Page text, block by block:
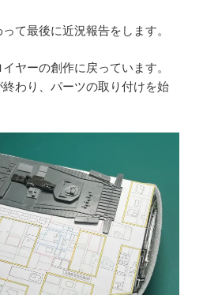
て最後に近況報告をします。
ヤーの創作に戻っています。
わり、パーツの取り付けを始